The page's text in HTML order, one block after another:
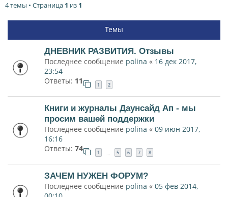
4 темы • Страница 1 из 1
Темы
ДНЕВНИК РАЗВИТИЯ. Отзывы
Последнее сообщение polina « 16 дек 2017,
23:54
Ответы: 11 1 2
Книги и журналы Даунсайд Ап - мы
просим вашей поддержки
Последнее сообщение polina « 09 июн 2017,
16:16
Ответы: 74 1 … 5 6 7 8
ЗАЧЕМ НУЖЕН ФОРУМ?
Последнее сообщение polina « 05 фев 2014,